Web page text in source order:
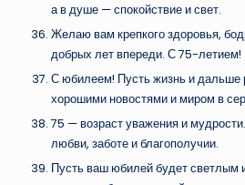
а в душе — спокойствие и свет.
Желаю вам крепкого здоровья,
добрых лет впереди. С 75-летием!
С юбилеем! Пусть жизнь и дальше
хорошими новостями и миром в
75 — возраст уважения и
любви, заботе и благополучии.
Пусть ваш юбилей будет светлым